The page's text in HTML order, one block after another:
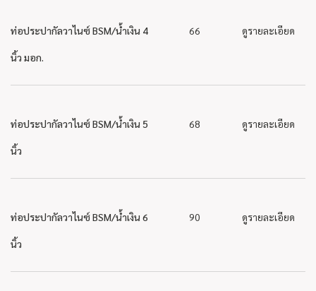
ท่อประปากัลวาไนซ์ BSM/น้ำเงิน 4
นิ้ว มอก.
66 ดูรายละเอียด
ท่อประปากัลวาไนซ์ BSM/น้ำเงิน 5
นิ้ว
68 ดูรายละเอียด
ท่อประปากัลวาไนซ์ BSM/น้ำเงิน 6
นิ้ว
90 ดูรายละเอียด